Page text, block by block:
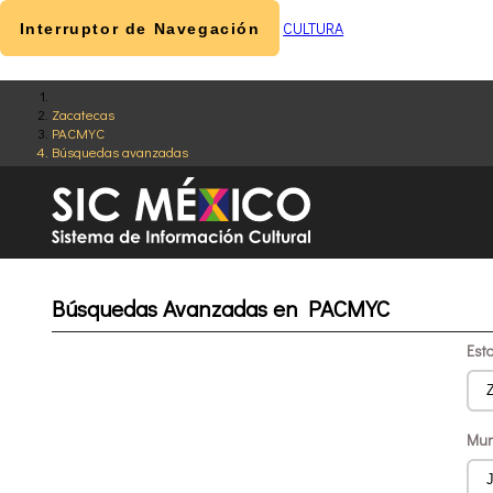
Zacatecas
PACMYC
Búsquedas avanzadas
Interruptor de Navegación CULTURA
Búsquedas Avanzadas en PACMYC